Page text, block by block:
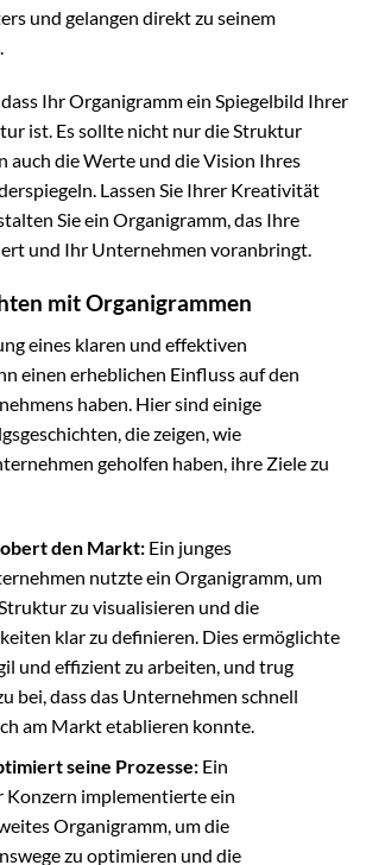
und gelangen direkt zu seinem
Ihr Organigramm ein Spiegelbild Ihrer
ist. Es sollte nicht nur die Struktur
auch die Werte und die Vision Ihres
Lassen Sie Ihrer Kreativität
Sie ein Organigramm, das Ihre
und Ihr Unternehmen voranbringt.
mit Organigrammen
eines klaren und effektiven
einen erheblichen Einfluss auf den
haben. Hier sind einige
die zeigen, wie
geholfen haben, ihre Ziele zu
den Markt:Ein junges
nutzte ein Organigramm, um
zu visualisieren und die
klar zu definieren. Dies ermöglichte
und effizient zu arbeiten, und trug
bei, dass das Unternehmen schnell
am Markt etablieren konnte.
seine Prozesse:Ein
implementierte ein
Organigramm, um die
zu optimieren und die